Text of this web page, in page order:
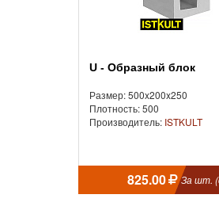
U - Образный блок
Размер: 500x200x250
Плотность: 500
Производитель: ISTKULT
825.00 За шт.